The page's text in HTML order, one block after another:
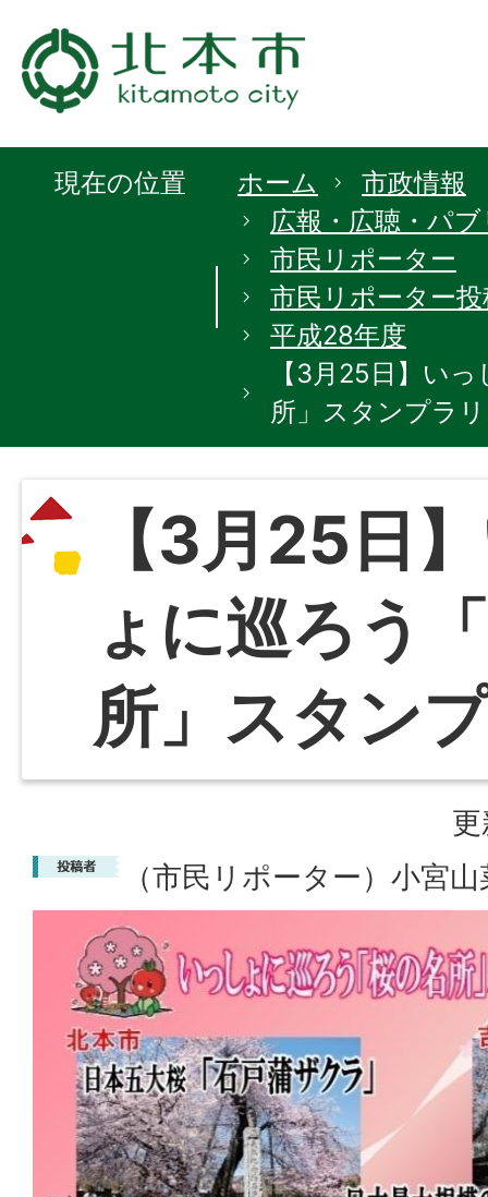
現在の位置 ホーム
市政情報
広報・広聴・パ
市民リポーター
市民リポーター
平成28年度
【3月25日】い
所」スタンプラ
【3月25日
ょに巡ろう
所」スタン
（市民リポーター）小宮